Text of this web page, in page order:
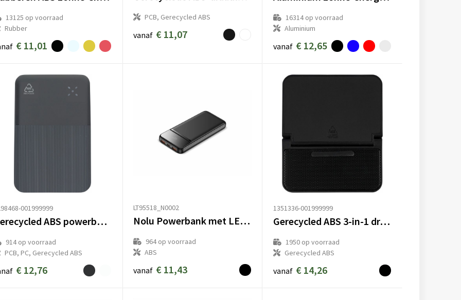
13125 op voorraad
Rubber
€ 11,01
PCB, Gerecycled ABS
vanaf € 11,07
16314op voorraad
Aluminium
vanaf € 12,65
001999999
Gerecycled ABS powerbank Tavi
914op voorraad
PCB, PC, Gerecycled ABS
€ 12,76
LT95518_N0002
Nolu Powerbank met LED Display 10000 mAh
964op voorraad
ABS
vanaf € 11,43
1351336-001999999
Gerecycled ABS 3-in-1 draadloze oplader Elias
1950 op voorraad
Gerecycled ABS
vanaf € 14,26